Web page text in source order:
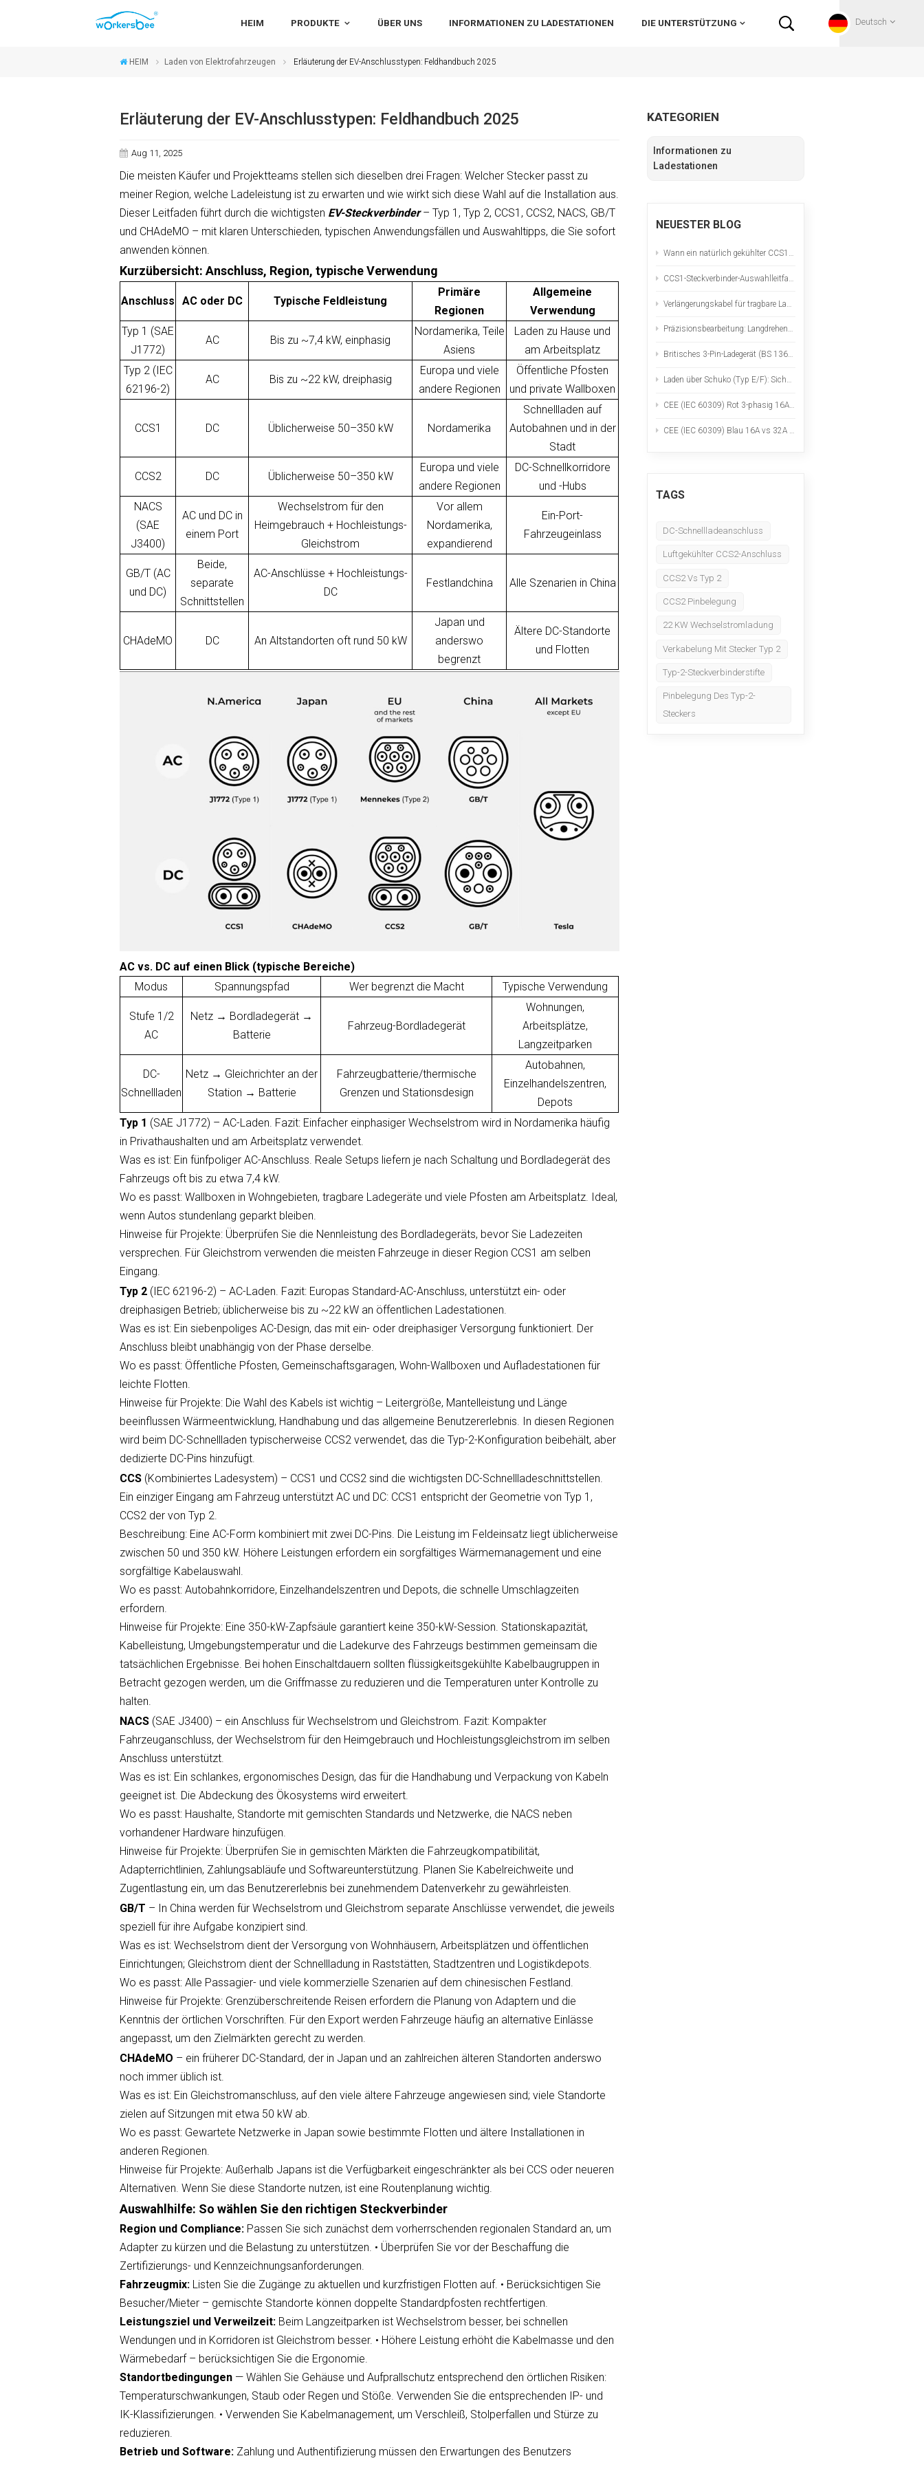
HEIM PRODUKTE ÜBER UNS INFORMATIONEN ZU LADESTATIONEN DIE UNTERSTÜTZUNG Deutsch
HEIM Laden von Elektrofahrzeugen Erläuterung der EV-Anschlusstypen: Feldhandbuch 2025
KATEGORIEN
Informationen zu
Ladestationen
NEUESTER BLOG
Wann ein natürlich gekühlter CCS1-Anschluss die richtige Wahl ist
CCS1-Steckverbinder-Auswahlleitfaden für nordamerikanische DC-Schnellladeprojekte
Verlängerungskabel für tragbare Ladestationen für Elektrofahrzeuge: Sicherheitscheckliste und Hitzetest
Präzisionsbearbeitung: Langdrehen, CNC-Fräsen, Werkstoffprüfung und -analyse
Britisches 3-Pin-Ladegerät (BS 1363): Eine praktische Sicherheitscheckliste für tragbare Ladegeräte für Elektrofahrzeuge
Laden über Schuko (Typ E/F): Sichere Verwendung für tragbare Ladegeräte für Elektrofahrzeuge
CEE (IEC 60309) Rot 3-phasig 16A vs 32A für tragbares Laden von Elektrofahrzeugen
CEE (IEC 60309) Blau 16A vs 32A für tragbares Laden von Elektrofahrzeugen
TAGS
DC-Schnellladeanschluss
Luftgekühlter CCS2-Anschluss
CCS2 Vs Typ 2
CCS2 Pinbelegung
22 KW Wechselstromladung
Verkabelung Mit Stecker Typ 2
Typ-2-Steckverbinderstifte
Pinbelegung Des Typ-2-
Steckers
Erläuterung der EV-Anschlusstypen: Feldhandbuch 2025
Aug 11, 2025
Die meisten Käufer und Projektteams stellen sich dieselben drei Fragen: Welcher Stecker passt zu
meiner Region, welche Ladeleistung ist zu erwarten und wie wirkt sich diese Wahl auf die Installation aus.
Dieser Leitfaden führt durch die wichtigsten EV-Steckverbinder– Typ 1, Typ 2, CCS1, CCS2, NACS, GB/T
und CHAdeMO – mit klaren Unterschieden, typischen Anwendungsfällen und Auswahltipps, die Sie sofort
anwenden können.
Kurzübersicht: Anschluss, Region, typische Verwendung
Anschluss AC oder DC Typische Feldleistung
Primäre
Regionen
Allgemeine
Verwendung
Typ 1 (SAE
J1772)
AC Bis zu ~7,4 kW, einphasig
Nordamerika, Teile
Asiens
Laden zu Hause und
am Arbeitsplatz
Typ 2 (IEC
62196-2)
AC Bis zu ~22 kW, dreiphasig
Europa und viele
andere Regionen
Öffentliche Pfosten
und private Wallboxen
CCS1 DC Üblicherweise 50–350 kW Nordamerika
Schnellladen auf
Autobahnen und in der
Stadt
CCS2 DC Üblicherweise 50–350 kW
Europa und viele
andere Regionen
DC-Schnellkorridore
und -Hubs
NACS
(SAE
J3400)
AC und DC in
einem Port
Wechselstrom für den
Heimgebrauch + Hochleistungs-
Gleichstrom
Vor allem
Nordamerika,
expandierend
Ein-Port-
Fahrzeugeinlass
GB/T (AC
und DC)
Beide,
separate
Schnittstellen
AC-Anschlüsse + Hochleistungs-
DC
Festlandchina Alle Szenarien in China
CHAdeMO DC An Altstandorten oft rund 50 kW
Japan und
anderswo
begrenzt
Ältere DC-Standorte
und Flotten
AC vs. DC auf einen Blick (typische Bereiche)
Modus
Spannungspfad Wer begrenzt die Macht Typische Verwendung
Stufe 1/2
AC
Netz → Bordladegerät →
Batterie
Fahrzeug-Bordladegerät
Wohnungen,
Arbeitsplätze,
Langzeitparken
DC-
Schnellladen
Netz → Gleichrichter an der
Station → Batterie
Fahrzeugbatterie/thermische
Grenzen und Stationsdesign
Autobahnen,
Einzelhandelszentren,
Depots
Typ 1 (SAE J1772) – AC-Laden. Fazit: Einfacher einphasiger Wechselstrom wird in Nordamerika häufig
in Privathaushalten und am Arbeitsplatz verwendet.
Was es ist: Ein fünfpoliger AC-Anschluss. Reale Setups liefern je nach Schaltung und Bordladegerät des
Fahrzeugs oft bis zu etwa 7,4 kW.
Wo es passt: Wallboxen in Wohngebieten, tragbare Ladegeräte und viele Pfosten am Arbeitsplatz. Ideal,
wenn Autos stundenlang geparkt bleiben.
Hinweise für Projekte: Überprüfen Sie die Nennleistung des Bordladegeräts, bevor Sie Ladezeiten
versprechen. Für Gleichstrom verwenden die meisten Fahrzeuge in dieser Region CCS1 am selben
Eingang.
Typ 2 (IEC 62196-2) – AC-Laden. Fazit: Europas Standard-AC-Anschluss, unterstützt ein- oder
dreiphasigen Betrieb; üblicherweise bis zu ~22 kW an öffentlichen Ladestationen.
Was es ist: Ein siebenpoliges AC-Design, das mit ein- oder dreiphasiger Versorgung funktioniert. Der
Anschluss bleibt unabhängig von der Phase derselbe.
Wo es passt: Öffentliche Pfosten, Gemeinschaftsgaragen, Wohn-Wallboxen und Aufladestationen für
leichte Flotten.
Hinweise für Projekte: Die Wahl des Kabels ist wichtig – Leitergröße, Mantelleistung und Länge
beeinflussen Wärmeentwicklung, Handhabung und das allgemeine Benutzererlebnis. In diesen Regionen
wird beim DC-Schnellladen typischerweise CCS2 verwendet, das die Typ-2-Konfiguration beibehält, aber
dedizierte DC-Pins hinzufügt.
CCS (Kombiniertes Ladesystem) – CCS1 und CCS2 sind die wichtigsten DC-Schnellladeschnittstellen.
Ein einziger Eingang am Fahrzeug unterstützt AC und DC: CCS1 entspricht der Geometrie von Typ 1,
CCS2 der von Typ 2.
Beschreibung: Eine AC-Form kombiniert mit zwei DC-Pins. Die Leistung im Feldeinsatz liegt üblicherweise
zwischen 50 und 350 kW. Höhere Leistungen erfordern ein sorgfältiges Wärmemanagement und eine
sorgfältige Kabelauswahl.
Wo es passt: Autobahnkorridore, Einzelhandelszentren und Depots, die schnelle Umschlagzeiten
erfordern.
Hinweise für Projekte: Eine 350-kW-Zapfsäule garantiert keine 350-kW-Session. Stationskapazität,
Kabelleistung, Umgebungstemperatur und die Ladekurve des Fahrzeugs bestimmen gemeinsam die
tatsächlichen Ergebnisse. Bei hohen Einschaltdauern sollten flüssigkeitsgekühlte Kabelbaugruppen in
Betracht gezogen werden, um die Griffmasse zu reduzieren und die Temperaturen unter Kontrolle zu
halten.
NACS (SAE J3400) – ein Anschluss für Wechselstrom und Gleichstrom. Fazit: Kompakter
Fahrzeuganschluss, der Wechselstrom für den Heimgebrauch und Hochleistungsgleichstrom im selben
Anschluss unterstützt.
Was es ist: Ein schlankes, ergonomisches Design, das für die Handhabung und Verpackung von Kabeln
geeignet ist. Die Abdeckung des Ökosystems wird erweitert.
Wo es passt: Haushalte, Standorte mit gemischten Standards und Netzwerke, die NACS neben
vorhandener Hardware hinzufügen.
Hinweise für Projekte: Überprüfen Sie in gemischten Märkten die Fahrzeugkompatibilität,
Adapterrichtlinien, Zahlungsabläufe und Softwareunterstützung. Planen Sie Kabelreichweite und
Zugentlastung ein, um das Benutzererlebnis bei zunehmendem Datenverkehr zu gewährleisten.
GB/T – In China werden für Wechselstrom und Gleichstrom separate Anschlüsse verwendet, die jeweils
speziell für ihre Aufgabe konzipiert sind.
Was es ist: Wechselstrom dient der Versorgung von Wohnhäusern, Arbeitsplätzen und öffentlichen
Einrichtungen; Gleichstrom dient der Schnellladung in Raststätten, Stadtzentren und Logistikdepots.
Wo es passt: Alle Passagier- und viele kommerzielle Szenarien auf dem chinesischen Festland.
Hinweise für Projekte: Grenzüberschreitende Reisen erfordern die Planung von Adaptern und die
Kenntnis der örtlichen Vorschriften. Für den Export werden Fahrzeuge häufig an alternative Einlässe
angepasst, um den Zielmärkten gerecht zu werden.
CHAdeMO – ein früherer DC-Standard, der in Japan und an zahlreichen älteren Standorten anderswo
noch immer üblich ist.
Was es ist: Ein Gleichstromanschluss, auf den viele ältere Fahrzeuge angewiesen sind; viele Standorte
zielen auf Sitzungen mit etwa 50 kW ab.
Wo es passt: Gewartete Netzwerke in Japan sowie bestimmte Flotten und ältere Installationen in
anderen Regionen.
Hinweise für Projekte: Außerhalb Japans ist die Verfügbarkeit eingeschränkter als bei CCS oder neueren
Alternativen. Wenn Sie diese Standorte nutzen, ist eine Routenplanung wichtig.
Auswahlhilfe: So wählen Sie den richtigen Steckverbinder
Region und Compliance: Passen Sie sich zunächst dem vorherrschenden regionalen Standard an, um
Adapter zu kürzen und die Belastung zu unterstützen. • Überprüfen Sie vor der Beschaffung die
Zertifizierungs- und Kennzeichnungsanforderungen.
Fahrzeugmix: Listen Sie die Zugänge zu aktuellen und kurzfristigen Flotten auf. • Berücksichtigen Sie
Besucher/Mieter – gemischte Standorte können doppelte Standardpfosten rechtfertigen.
Leistungsziel und Verweilzeit: Beim Langzeitparken ist Wechselstrom besser, bei schnellen
Wendungen und in Korridoren ist Gleichstrom besser. • Höhere Leistung erhöht die Kabelmasse und den
Wärmebedarf – berücksichtigen Sie die Ergonomie.
Standortbedingungen — Wählen Sie Gehäuse und Aufprallschutz entsprechend den örtlichen Risiken:
Temperaturschwankungen, Staub oder Regen und Stöße. Verwenden Sie die entsprechenden IP- und
IK-Klassifizierungen. • Verwenden Sie Kabelmanagement, um Verschleiß, Stolperfallen und Stürze zu
reduzieren.
Betrieb und Software: Zahlung und Authentifizierung müssen den Erwartungen des Benutzers